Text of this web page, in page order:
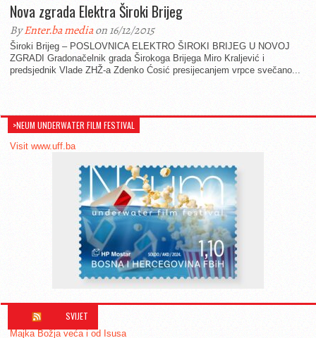
Nova zgrada Elektra Široki Brijeg
ByEnter.ba mediaon 16/12/2015
Široki Brijeg – POSLOVNICA ELEKTRO ŠIROKI BRIJEG U NOVOJ
ZGRADI Gradonačelnik grada Širokoga Brijega Miro Kraljević i
predsjednik Vlade ZHŽ-a Zdenko Ćosić presijecanjem vrpce svečano...
>NEUM UNDERWATER FILM FESTIVAL
Visit www.uff.ba
SVIJET
Majka Božja veća i od Isusa